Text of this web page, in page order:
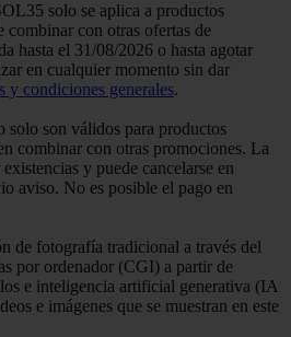
solo se aplica a productos
combinar con otras ofertas de
hasta el 31/08/2026 o hasta agotar
en cualquier momento sin dar
y condiciones generales.
solo son válidos para productos
combinar con otras promociones. La
y puede cancelarse en
aviso. No es posible el pago en
de fotografía tradicional a través del
por ordenador (CGI) a partir de
e inteligencia artificial generativa (IA
e imágenes que se muestran en este